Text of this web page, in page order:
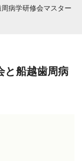
病学研修会マスター
と船越歯周病